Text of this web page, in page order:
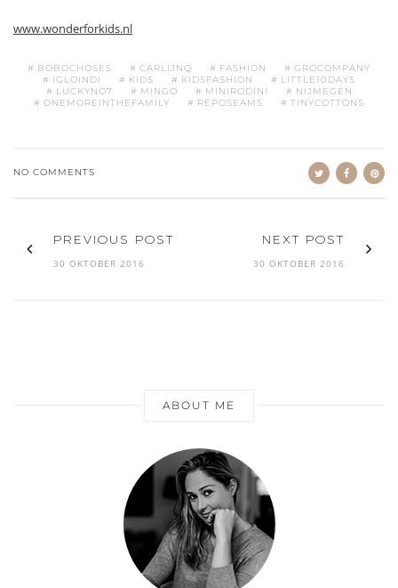
www.wonderforkids.nl
BOBOCHOSES CARLIJNQ FASHION
GROCOMPANY
IGLOINDI
KIDS KIDSFASHION
LITTLE10DAYS
LUCKYNO7
MINGO MINIRODINI
NIJMEGEN
ONEMOREINTHEFAMILY
REPOSEAMS TINYCOTTONS
NO COMMENTS
PREVIOUS POST
30 OKTOBER 2016
NEXT POST
30 OKTOBER 2016
ABOUT ME